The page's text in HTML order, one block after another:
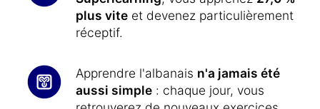
plus vite et devenez particulièrement
réceptif.
Apprendre l'albanais n'a jamais été
aussi simple : chaque jour, vous